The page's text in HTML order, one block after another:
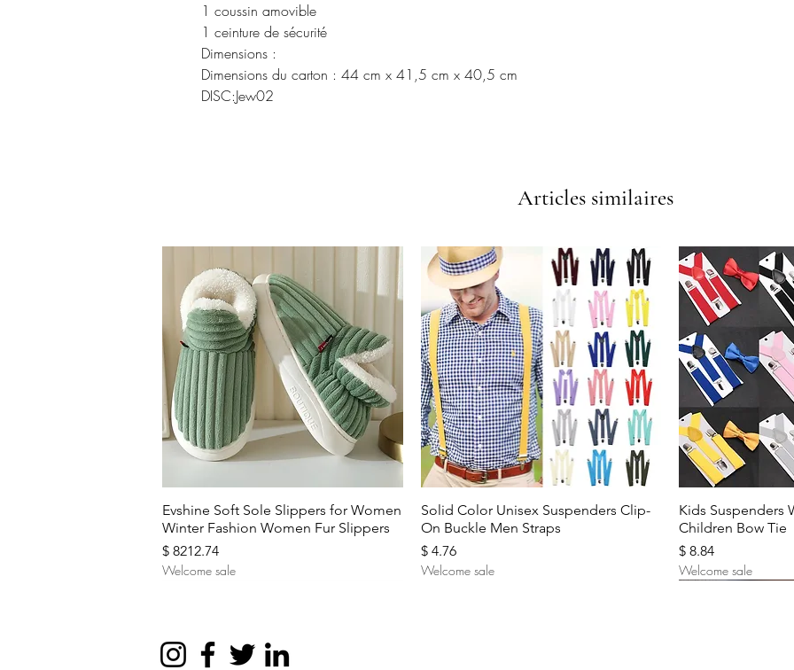
1 coussin amovible
1 ceinture de sécurité
Dimensions :
Dimensions du carton : 44 cm x 41,5 cm x 40,5 cm
DISC:Jew02
Articles similaires
Aperçu rapide
Evshine Soft Sole Slippers for Women
Winter Fashion Women Fur Slippers
Prix
$ 8212.74
Welcome sale
Aperçu rapide
Solid Color Unisex Suspenders Clip-
On Buckle Men Straps
Prix
$ 4.76
Welcome sale
Kids Suspenders
Children Bow Tie
Prix
$ 8.84
Welcome sale